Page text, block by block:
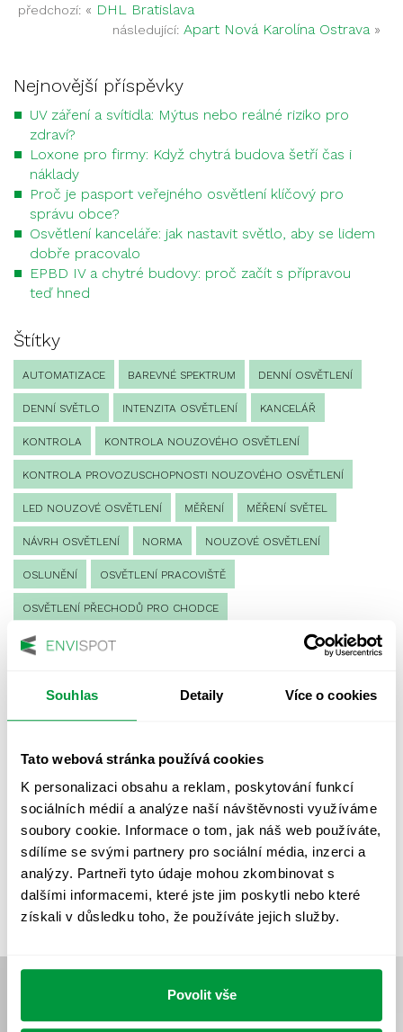
Souhlas Detaily Více o cookies
Tato webová stránka používá cookies
K personalizaci obsahu a reklam, poskytování funkcí
sociálních médií a analýze naší návštěvnosti využíváme
soubory cookie. Informace o tom, jak náš web používáte,
sdílíme se svými partnery pro sociální média, inzerci a
analýzy. Partneři tyto údaje mohou zkombinovat s
dalšími informacemi, které jste jim poskytli nebo které
získali v důsledku toho, že používáte jejich služby.
Povolit vše
předchozí: « DHL Bratislava
následující: Apart Nová Karolína Ostrava»
Nejnovější příspěvky
UV záření a svítidla: Mýtus nebo reálné riziko pro
zdraví?
Loxone pro firmy: Když chytrá budova šetří čas i
náklady
Proč je pasport veřejného osvětlení klíčový pro
správu obce?
Osvětlení kanceláře: jak nastavit světlo, aby se lidem
dobře pracovalo
EPBD IV a chytré budovy: proč začít s přípravou
teď hned
Štítky
AUTOMATIZACE BAREVNÉ SPEKTRUM DENNÍ OSVĚTLENÍ
DENNÍ SVĚTLO INTENZITA OSVĚTLENÍ KANCELÁŘ
KONTROLA KONTROLA NOUZOVÉHO OSVĚTLENÍ
KONTROLA PROVOZUSCHOPNOSTI NOUZOVÉHO OSVĚTLENÍ
LED NOUZOVÉ OSVĚTLENÍ MĚŘENÍ MĚŘENÍ SVĚTEL
NÁVRH OSVĚTLENÍ NORMA NOUZOVÉ OSVĚTLENÍ
OSLUNĚNÍ OSVĚTLENÍ PRACOVIŠTĚ
OSVĚTLENÍ PŘECHODŮ PRO CHODCE
OSVĚTLENÍ SPORTOVIŠŤ
VÝPOČET OSVĚTLENÍ VÝPOČET ZASTÍNĚNÍ
VÝPOČTY A NÁVRHY
ZKOUŠKY NOUZOVÉHO OSVĚTLENÍ